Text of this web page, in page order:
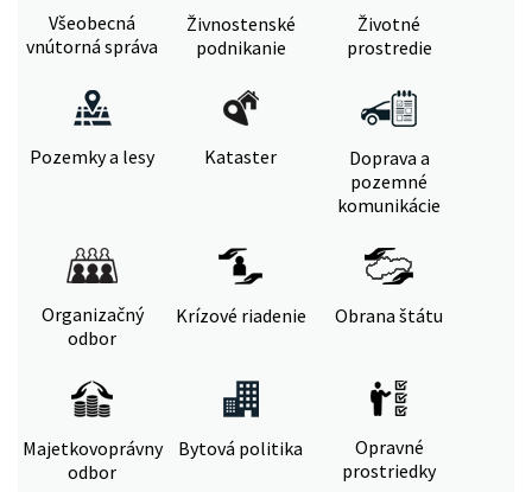
Všeobecná
vnútorná správa
Živnostenské
podnikanie
Životné
prostredie
Pozemky a lesy Kataster
Doprava a
pozemné
komunikácie
Organizačný
odbor
Krízové riadenie Obrana štátu
Majetkovoprávny
odbor
Bytová politika
Opravné
prostriedky